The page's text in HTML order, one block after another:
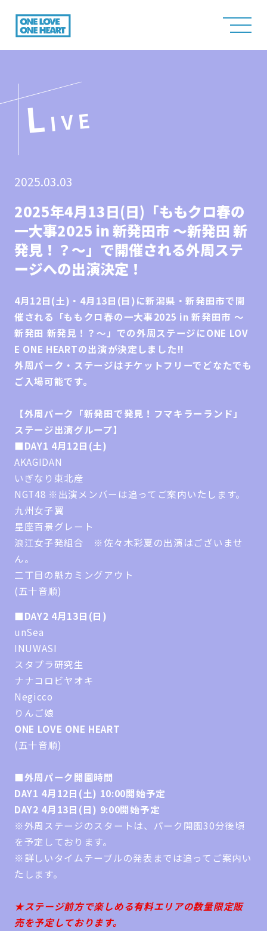
L IVE
2025.03.03
2025年4月13日(日)「ももクロ春の
一大事2025 in 新発田市 ～新発田 新
発見！？～」で開催される外周ステ
ージへの出演決定！
4月12日(土)・4月13日(日)に新潟県・新発田市で開
催される「ももクロ春の一大事2025 in 新発田市 ～
新発田 新発見！？～」での外周ステージにONE LOV
E ONE HEARTの出演が決定しました!!
外周パーク・ステージはチケットフリーでどなたでも
ご入場可能です。
【外周パーク「新発田で発見！フマキラーランド」
ステージ出演グループ】
■DAY1 4月12日(土)
AKAGIDAN
いぎなり東北産
NGT48 ※出演メンバーは追ってご案内いたします。
九州女子翼
星座百景グレート
浪江女子発組合 ※佐々木彩夏の出演はございませ
ん。
二丁目の魁カミングアウト
(五十音順)
■DAY2 4月13日(日)
unSea
INUWASI
スタプラ研究生
ナナコロビヤオキ
Negicco
りんご娘
ONE LOVE ONE HEART
(五十音順)
■外周パーク開園時間
DAY1 4月12日(土) 10:00開始予定
DAY2 4月13日(日) 9:00開始予定
※外周ステージのスタートは、パーク開園30分後頃
を予定しております。
※詳しいタイムテーブルの発表までは追ってご案内い
たします。
★ステージ前方で楽しめる有料エリアの数量限定販
売を予定しております。